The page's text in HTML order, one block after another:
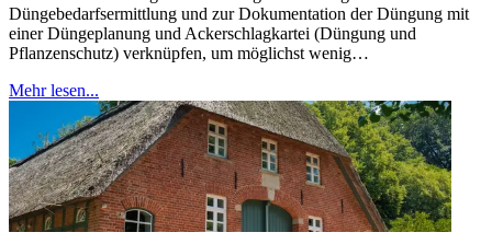
Düngebedarfsermittlung und zur Dokumentation der Düngung mit
einer Düngeplanung und Ackerschlagkartei (Düngung und
Pflanzenschutz) verknüpfen, um möglichst wenig…
Mehr lesen...